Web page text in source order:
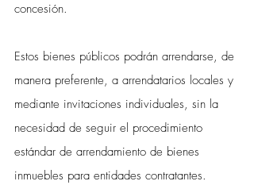
concesión.
Estos bienes públicos podrán arrendarse, de
manera preferente, a arrendatarios locales y
mediante invitaciones individuales, sin la
necesidad de seguir el procedimiento
estándar de arrendamiento de bienes
inmuebles para entidades contratantes.